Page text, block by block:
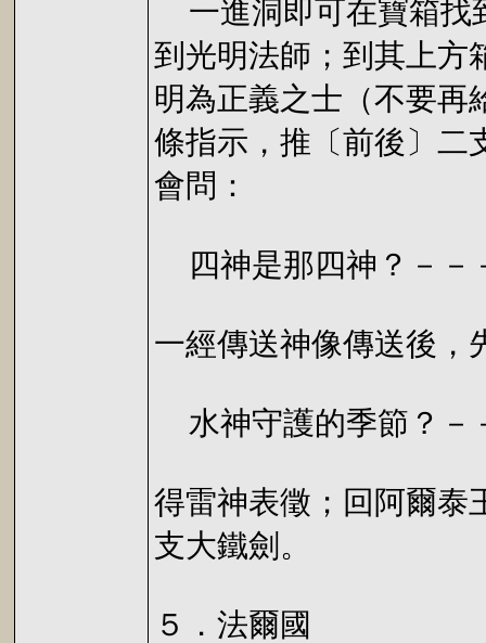
一進洞即可在寶箱找
到光明法師；到其上方
明為正義之士（不要再
條指示，推〔前後〕二
會問：
四神是那四神？－－
一經傳送神像傳送後，
水神守護的季節？－
得雷神表徵；回阿爾泰
支大鐵劍。
５．法爾國